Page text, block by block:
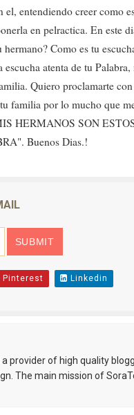
de alcohol
Zurza, Distrito
y otra persona
joven en Moca;
para la planta
entendiendo creer como
en pelractica. En este
Como es tu
atenta de tu Palabra,
Quiero proclamarte
familia por lo mucho que
HERMANOS SON
Buenos Dias.!
Pinterest Linkedin
provider of high quality
The main mission of